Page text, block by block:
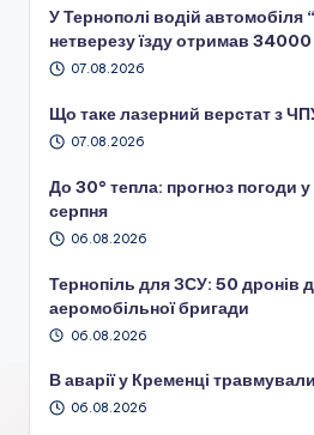
У Тернополі водій автомобіля
нетверезу їзду отримав
07.08.2026
Що таке лазерний верстат з
07.08.2026
До 30° тепла: прогноз погоди у
серпня
06.08.2026
Тернопіль для ЗСУ: 50 дронів
аеромобільної бригади
06.08.2026
В аварії у Кременці
06.08.2026